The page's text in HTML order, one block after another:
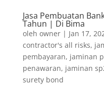
Jasa Pembuatan
Tahun | Di Bima
oleh owner| Jan 17,
contractor's all risks,
pembayaran, jaminan
penawaran, jaminan
surety bond